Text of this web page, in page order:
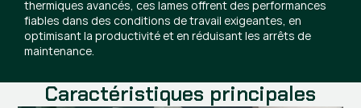
thermiques avancés, ces lames offrent des performances
fiables dans des conditions de travail exigeantes, en
optimisant la productivité et en réduisant les arrêts de
maintenance.
Caractéristiques principales